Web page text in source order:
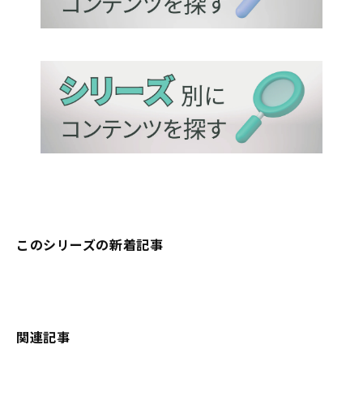
このシリーズの新着記事
関連記事